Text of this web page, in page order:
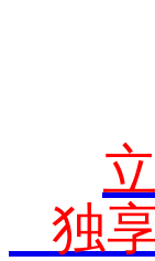
独